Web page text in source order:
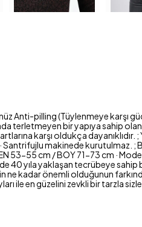
Anti-pilling (Tüylenmeye karşı
terletmeyen bir yapıya sahip
karşı oldukça
Santrifujlu makinede kurutulmaz. ;
EN 53-55 cm / BOY 71-73 cm ·
40 yıla yaklaşan tecrübeye sahip
ne kadar önemli olduğunun
ile en güzelini zevkli bir tarzla